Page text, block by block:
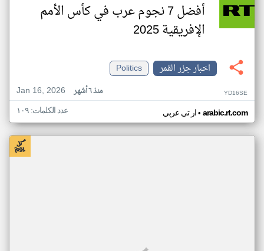
أفضل 7 نجوم عرب في كأس الأمم
الإفريقية 2025
اخبار جزر القمر
Politics
Jan 16, 2026
منذ ٦ أشهر YD16SE
ار تي عربي• arabic.rt.com عدد الكلمات: ١٠٩